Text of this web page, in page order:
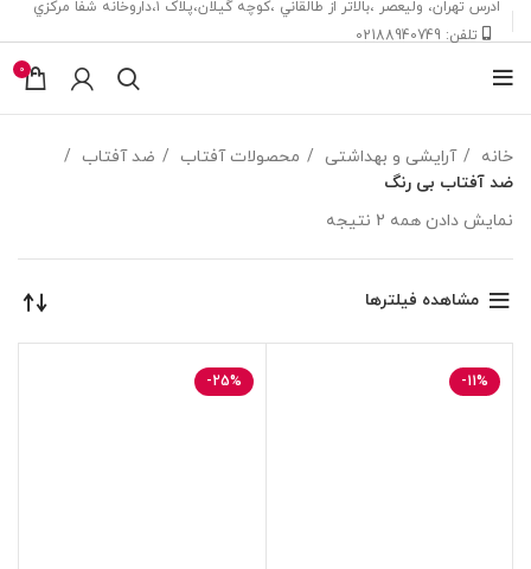
ادرس تهران، ‎وليعصر ،بالاتر از طالقاني ،كوچه گيلان،پلاک ۱،داروخانه شفا مركزي
تلفن: 02188940749
0
خانه آرایشی و بهداشتی محصولات آفتاب
ضد آفتاب
ضد آفتاب بی رنگ
نمایش دادن همه 2 نتیجه
مشاهده فیلترها
-11%
-25%